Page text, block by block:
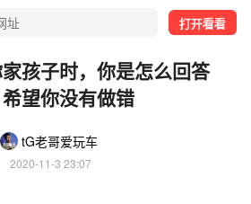
打开看看
孩子时，你是怎么回答
望你没有做错
tG老哥爱玩车
2020-11-3 23:07